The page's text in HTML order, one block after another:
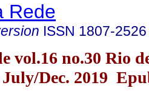
Rede
ISSN 1807-2526
vol.16 no.30 Rio
Dec. 2019